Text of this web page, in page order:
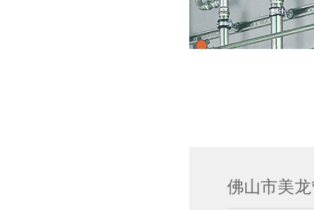
佛山市美